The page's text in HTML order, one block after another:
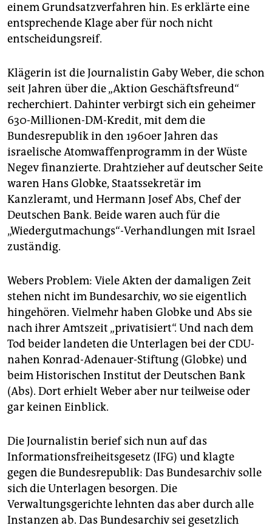
einem Grundsatzverfahren hin. Es erklärte eine
entsprechende Klage aber für noch nicht
entscheidungsreif.
Klägerin ist die Journalistin Gaby Weber, die schon
seit Jahren über die „Aktion Geschäftsfreund“
recherchiert. Dahinter verbirgt sich ein geheimer
630-Millionen-DM-Kredit, mit dem die
Bundesrepublik in den 1960er Jahren das
israelische Atomwaffenprogramm in der Wüste
Negev finanzierte. Drahtzieher auf deutscher Seite
waren Hans Globke, Staatssekretär im
Kanzleramt, und Hermann Josef Abs, Chef der
Deutschen Bank. Beide waren auch für die
„Wiedergutmachungs“-Verhandlungen mit Israel
zuständig.
Webers Problem: Viele Akten der damaligen Zeit
stehen nicht im Bundesarchiv, wo sie eigentlich
hingehören. Vielmehr haben Globke und Abs sie
nach ihrer Amtszeit „privatisiert“. Und nach dem
Tod beider landeten die Unterlagen bei der CDU-
nahen Konrad-Adenauer-Stiftung (Globke) und
beim Historischen Institut der Deutschen Bank
(Abs). Dort erhielt Weber aber nur teilweise oder
gar keinen Einblick.
Die Journalistin berief sich nun auf das
Informationsfreiheitsgesetz (IFG) und klagte
gegen die Bundesrepublik: Das Bundesarchiv solle
sich die Unterlagen besorgen. Die
Verwaltungsgerichte lehnten das aber durch alle
Instanzen ab. Das Bundesarchiv sei gesetzlich